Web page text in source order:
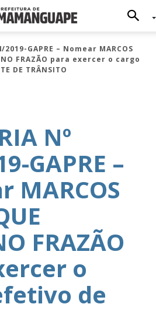
2019-GAPRE – Nomear MARCOS
FRAZÃO para exercer o cargo
DE TRÂNSITO
Nº
GAPRE –
MARCOS
FRAZÃO
o
de